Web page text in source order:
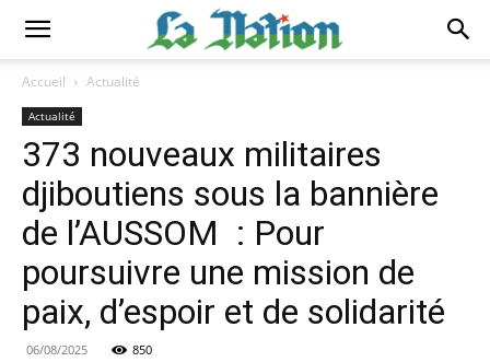
Accueil Actualité
Actualité
373 nouveaux militaires
djiboutiens sous la bannière
de l’AUSSOM : Pour
poursuivre une mission de
paix, d’espoir et de solidarité
06/08/2025 850